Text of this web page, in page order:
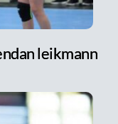
leikmann